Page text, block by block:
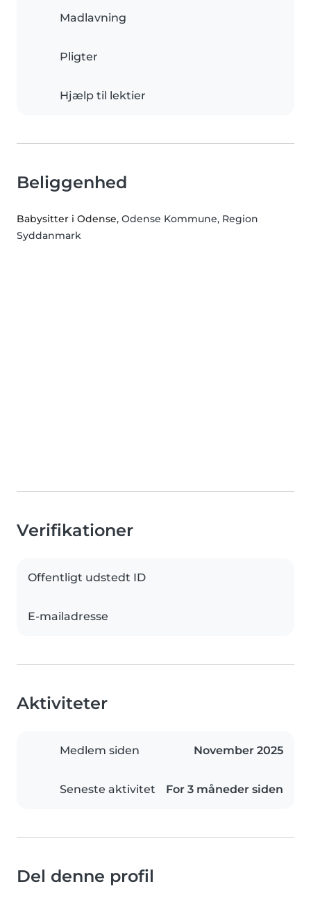
Madlavning
Pligter
Hjælp til lektier
Beliggenhed
Babysitter i Odense, Odense Kommune, Region
Syddanmark
Verifikationer
Offentligt udstedt ID
E-mailadresse
Aktiviteter
Medlem siden November 2025
Seneste aktivitet For 3 måneder siden
Del denne profil